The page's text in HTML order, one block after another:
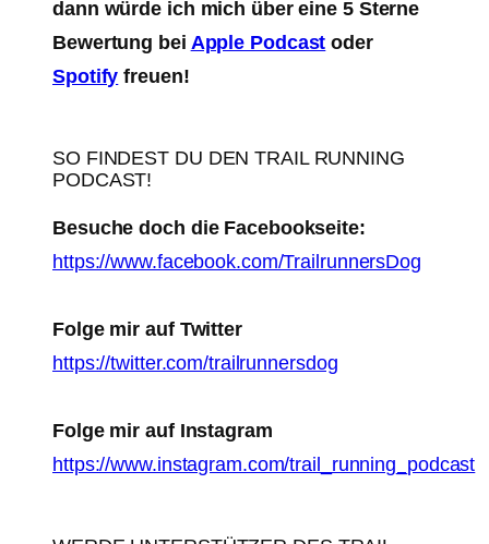
dann würde ich mich über eine 5 Sterne
Bewertung bei Apple Podcast oder
Spotify freuen!
SO FINDEST DU DEN TRAIL RUNNING
PODCAST!
Besuche doch die Facebookseite:
https://www.facebook.com/TrailrunnersDog
Folge mir auf Twitter
https://twitter.com/trailrunnersdog
Folge mir auf Instagram
https://www.instagram.com/trail_running_podcast